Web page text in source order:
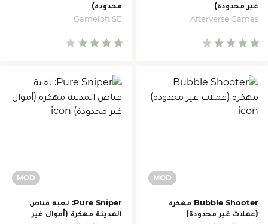
غير محدودة)
Afterverse Games
محدودة)
Gameloft SE
Bubble Shooter مهكرة
(عملات غير محدودة)
Pure Sniper: لعبة قناص
المدينة مهكرة (أموال غير